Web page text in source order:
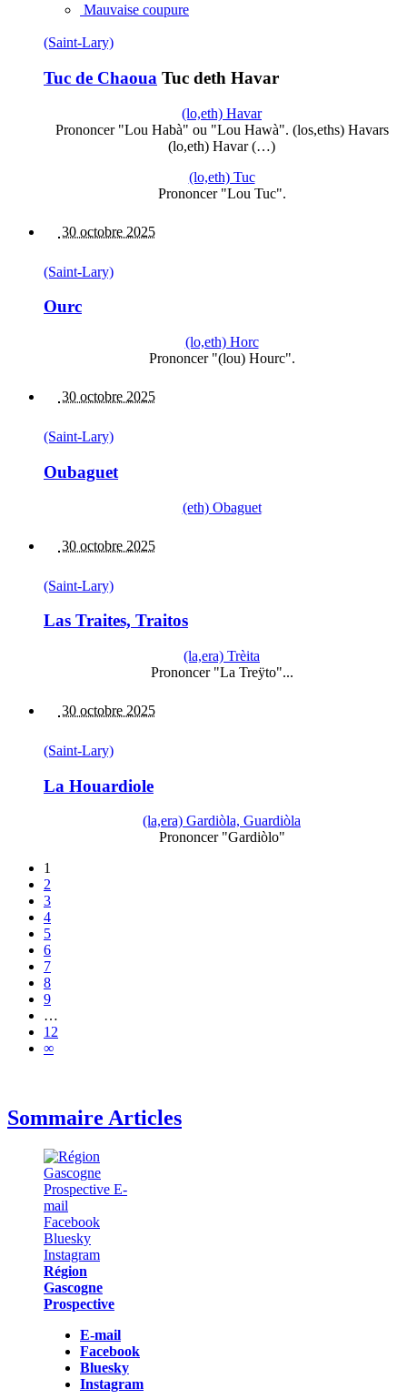
Mauvaise coupure
(Saint-Lary)
Tuc de Chaoua Tuc deth Havar
(lo,eth) Havar
Prononcer "Lou Habà" ou "Lou Hawà". (los,eths) Havars
(lo,eth) Havar (…)
(lo,eth) Tuc
Prononcer "Lou Tuc".
30 octobre 2025
(Saint-Lary)
Ourc
(lo,eth) Horc
Prononcer "(lou) Hourc".
30 octobre 2025
(Saint-Lary)
Oubaguet
(eth) Obaguet
30 octobre 2025
(Saint-Lary)
Las Traites, Traitos
(la,era) Trèita
Prononcer "La Treÿto"...
30 octobre 2025
(Saint-Lary)
La Houardiole
(la,era) Gardiòla, Guardiòla
Prononcer "Gardiòlo"
1
2
3
4
5
6
7
8
9
…
12
∞
Sommaire Articles
Région
Gascogne
Prospective
E-mail
Facebook
Bluesky
Instagram